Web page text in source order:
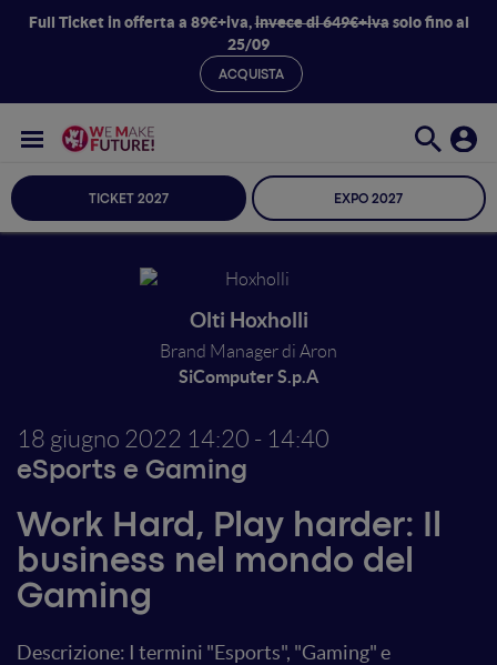
Full Ticket in offerta a 89€+iva,invece di 649€+ivasolo fino al
25/09
ACQUISTA
TICKET 2027 EXPO 2027
Olti Hoxholli
Brand Manager di Aron
SiComputer S.p.A
18 giugno 2022 14:20 - 14:40
eSports e Gaming
Work Hard, Play harder: Il
business nel mondo del
Gaming
Descrizione: I termini "Esports", "Gaming" e